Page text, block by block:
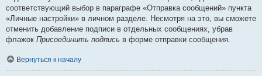
соответствующий выбор в параграфе «Отправка сообщений» пункта
«Личные настройки» в личном разделе. Несмотря на это, вы сможете
отменить добавление подписи в отдельных сообщениях, убрав
флажок Присоединить подпись в форме отправки сообщения.
Вернуться к началу